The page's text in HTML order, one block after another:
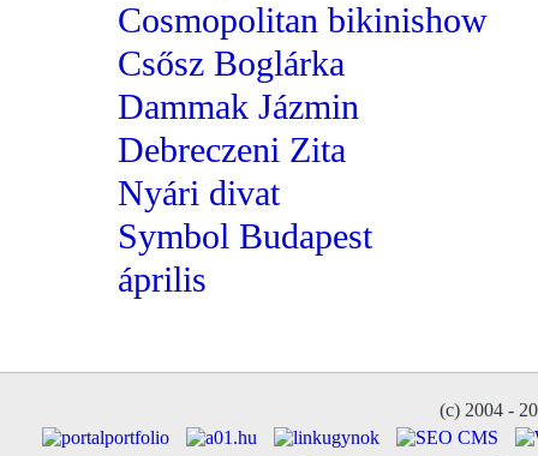
Cosmopolitan bikinishow
Csősz Boglárka
Dammak Jázmin
Debreczeni Zita
Nyári divat
Symbol Budapest
április
(c) 2004 -